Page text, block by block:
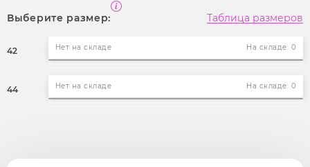
Выберите размер: Таблица размеров
42 Нет на складе На складе: 0
44 Нет на складе На складе: 0